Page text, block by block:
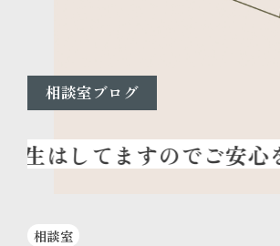
相談室ブログ
相談室